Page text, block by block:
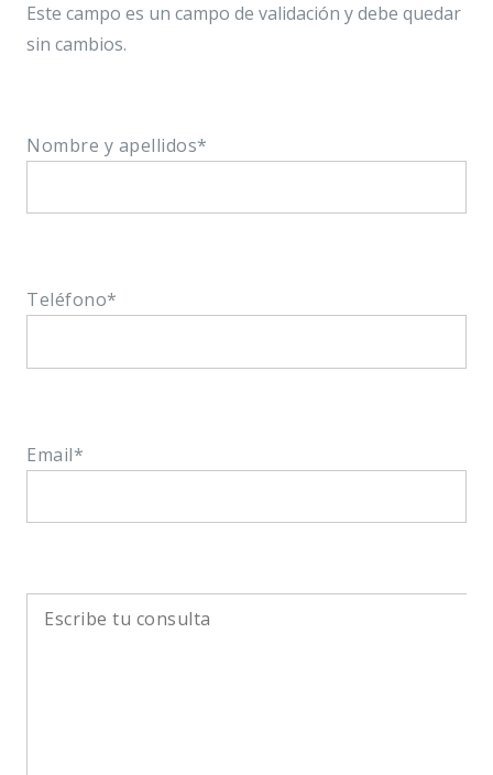
Este campo es un campo de validación y debe quedar
sin cambios.
Nombre y apellidos*
Teléfono*
Email*
Escribe